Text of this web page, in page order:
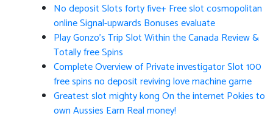
No deposit Slots forty five+ Free slot cosmopolitan
online Signal-upwards Bonuses evaluate
Play Gonzo’s Trip Slot Within the Canada Review &
Totally free Spins
Complete Overview of Private investigator Slot 100
free spins no deposit reviving love machine game
Greatest slot mighty kong On the internet Pokies to
own Aussies Earn Real money!